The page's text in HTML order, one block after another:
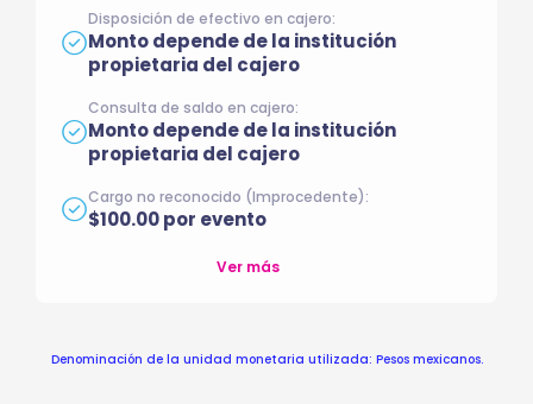
Disposición de efectivo en cajero:
Monto depende de la institución
propietaria del cajero
Consulta de saldo en cajero:
Monto depende de la institución
propietaria del cajero
Cargo no reconocido (Improcedente):
$100.00 por evento
Ver más
Denominación de la unidad monetaria utilizada: Pesos mexicanos.